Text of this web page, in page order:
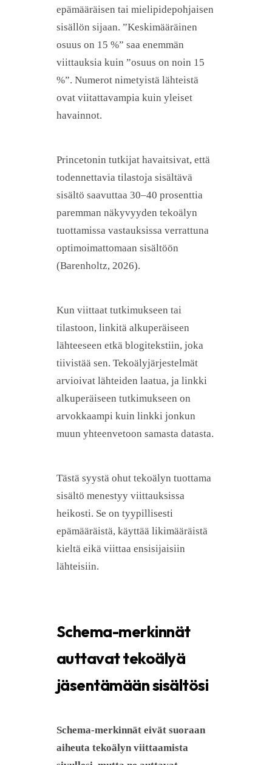
epämääräisen tai mielipidepohjaisen
sisällön sijaan. ”Keskimääräinen
osuus on 15 %” saa enemmän
viittauksia kuin ”osuus on noin 15
%”. Numerot nimetyistä lähteistä
ovat viitattavampia kuin yleiset
havainnot.
Princetonin tutkijat havaitsivat, että
todennettavia tilastoja sisältävä
sisältö saavuttaa 30–40 prosenttia
paremman näkyvyyden tekoälyn
tuottamissa vastauksissa verrattuna
optimoimattomaan sisältöön
(Barenholtz, 2026).
Kun viittaat tutkimukseen tai
tilastoon, linkitä alkuperäiseen
lähteeseen etkä blogitekstiin, joka
tiivistää sen. Tekoälyjärjestelmät
arvioivat lähteiden laatua, ja linkki
alkuperäiseen tutkimukseen on
arvokkaampi kuin linkki jonkun
muun yhteenvetoon samasta datasta.
Tästä syystä ohut tekoälyn tuottama
sisältö menestyy viittauksissa
heikosti. Se on tyypillisesti
epämääräistä, käyttää likimääräistä
kieltä eikä viittaa ensisijaisiin
lähteisiin.
Schema-merkinnät
auttavat tekoälyä
jäsentämään sisältösi
Schema-merkinnät eivät suoraan
aiheuta tekoälyn viittaamista